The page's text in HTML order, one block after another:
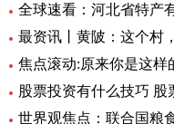
全球速看：河北省特产
最资讯丨黄陂：这个村
股票投资有什么技巧